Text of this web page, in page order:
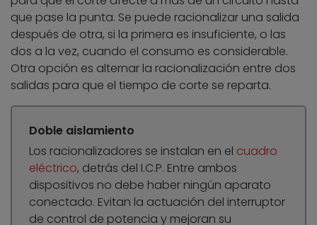
que pase la punta. Se puede racionalizar una salida
después de otra, si la primera es insuficiente, o las
dos a la vez, cuando el consumo es considerable.
Otra opción es alternar la racionalización entre dos
salidas para que el tiempo de corte se reparta.
Doble aislamiento
Los racionalizadores se instalan en el cuadro
eléctrico, detrás del I.C.P. Entre ambos
dispositivos no debe haber ningún aparato
conectado. Evitan la actuación del interruptor
de control de potencia y mejoran su